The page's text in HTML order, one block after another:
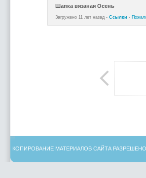
Шапка вязаная Осень
Загружено 11 лет назад - Ссылки -
КОПИРОВАНИЕ МАТЕРИАЛОВ САЙТА